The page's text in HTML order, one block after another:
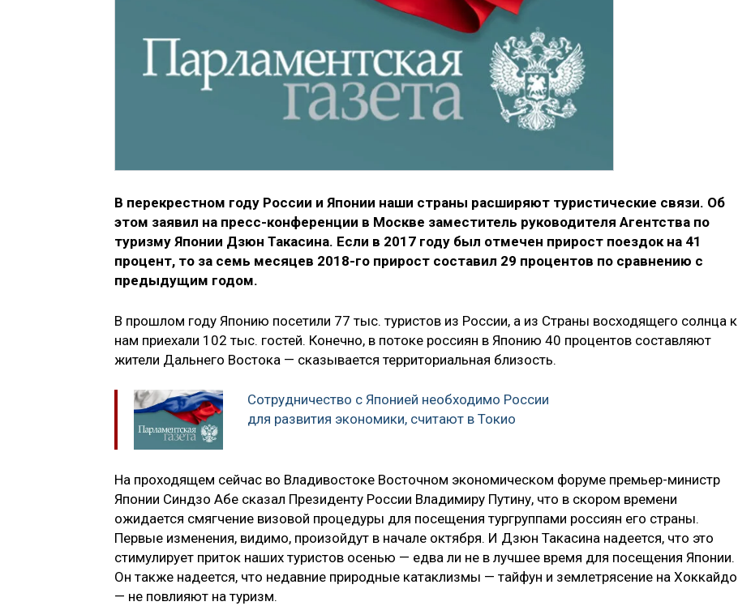
В перекрестном году России и Японии наши страны расширяют туристические связи. Об
этом заявил на пресс-конференции в Москве заместитель руководителя Агентства по
туризму Японии Дзюн Такасина. Если в 2017 году был отмечен прирост поездок на 41
процент, то за семь месяцев 2018-го прирост составил 29 процентов по сравнению с
предыдущим годом.
В прошлом году Японию посетили 77 тыс. туристов из России, а из Страны восходящего солнца к
нам приехали 102 тыс. гостей. Конечно, в потоке россиян в Японию 40 процентов составляют
жители Дальнего Востока — сказывается территориальная близость.
Сотрудничество с Японией необходимо России
для развития экономики, считают в Токио
На проходящем сейчас во Владивостоке Восточном экономическом форуме премьер-министр
Японии Синдзо Абе сказал Президенту России Владимиру Путину, что в скором времени
ожидается смягчение визовой процедуры для посещения тургруппами россиян его страны.
Первые изменения, видимо, произойдут в начале октября. И Дзюн Такасина надеется, что это
стимулирует приток наших туристов осенью — едва ли не в лучшее время для посещения Японии.
Он также надеется, что недавние природные катаклизмы — тайфун и землетрясение на Хоккайдо
— не повлияют на туризм.